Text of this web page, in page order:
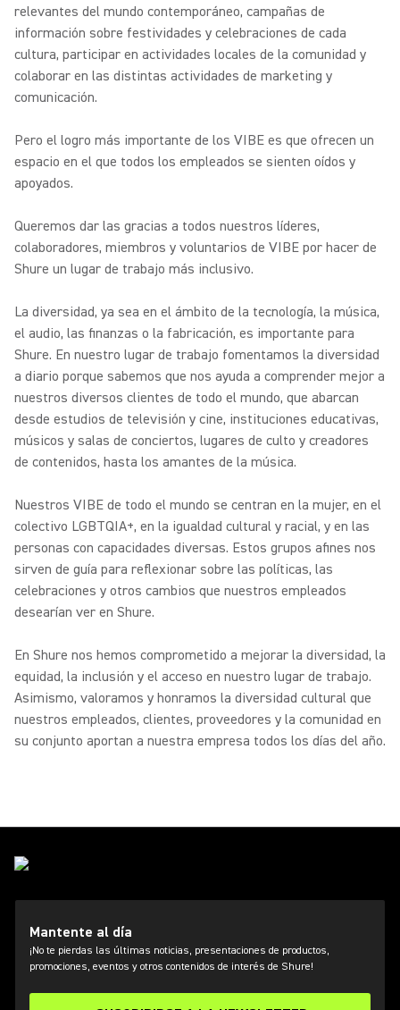
relevantes del mundo contemporáneo, campañas de
información sobre festividades y celebraciones de cada
cultura, participar en actividades locales de la comunidad y
colaborar en las distintas actividades de marketing y
comunicación.
Pero el logro más importante de los VIBE es que ofrecen un
espacio en el que todos los empleados se sienten oídos y
apoyados.
Queremos dar las gracias a todos nuestros líderes,
colaboradores, miembros y voluntarios de VIBE por hacer de
Shure un lugar de trabajo más inclusivo.
La diversidad, ya sea en el ámbito de la tecnología, la música,
el audio, las finanzas o la fabricación, es importante para
Shure. En nuestro lugar de trabajo fomentamos la diversidad
a diario porque sabemos que nos ayuda a comprender mejor a
nuestros diversos clientes de todo el mundo, que abarcan
desde estudios de televisión y cine, instituciones educativas,
músicos y salas de conciertos, lugares de culto y creadores
de contenidos, hasta los amantes de la música.
Nuestros VIBE de todo el mundo se centran en la mujer, en el
colectivo LGBTQIA+, en la igualdad cultural y racial, y en las
personas con capacidades diversas. Estos grupos afines nos
sirven de guía para reflexionar sobre las políticas, las
celebraciones y otros cambios que nuestros empleados
desearían ver en Shure.
En Shure nos hemos comprometido a mejorar la diversidad, la
equidad, la inclusión y el acceso en nuestro lugar de trabajo.
Asimismo, valoramos y honramos la diversidad cultural que
nuestros empleados, clientes, proveedores y la comunidad en
su conjunto aportan a nuestra empresa todos los días del año.
Mantente al día
¡No te pierdas las últimas noticias, presentaciones de productos,
promociones, eventos y otros contenidos de interés de Shure!